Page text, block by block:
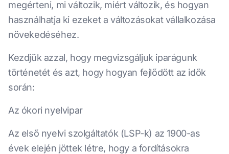
megérteni, mi változik, miért változik, és hogyan
használhatja ki ezeket a változásokat vállalkozása
növekedéséhez.
Kezdjük azzal, hogy megvizsgáljuk iparágunk
történetét és azt, hogy hogyan fejlődött az idők
során:
Az ókori nyelvipar
Az első nyelvi szolgáltatók (LSP-k) az 1900-as
évek elején jöttek létre, hogy a fordításokra